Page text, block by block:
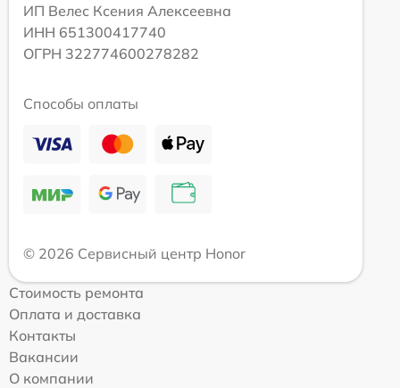
ИП Велес Ксения Алексеевна
ИНН 651300417740
ОГРН 322774600278282
Способы оплаты
© 2026 Сервисный центр Honor
Стоимость ремонта
Оплата и доставка
Контакты
Вакансии
О компании